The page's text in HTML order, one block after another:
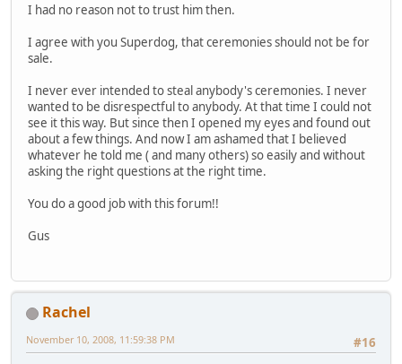
I had no reason not to trust him then.
I agree with you Superdog, that ceremonies should not be for
sale.
I never ever intended to steal anybody's ceremonies. I never
wanted to be disrespectful to anybody. At that time I could not
see it this way. But since then I opened my eyes and found out
about a few things. And now I am ashamed that I believed
whatever he told me ( and many others) so easily and without
asking the right questions at the right time.
You do a good job with this forum!!
Gus
Rachel
#16
November 10, 2008, 11:59:38 PM